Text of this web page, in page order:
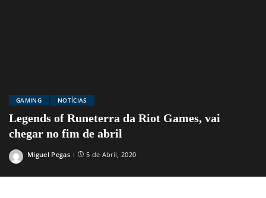
GAMING NOTÍCIAS
Legends of Runeterra da Riot Games, vai
chegar no fim de abril
Posted
Miguel Pegas 5 de Abril, 2020